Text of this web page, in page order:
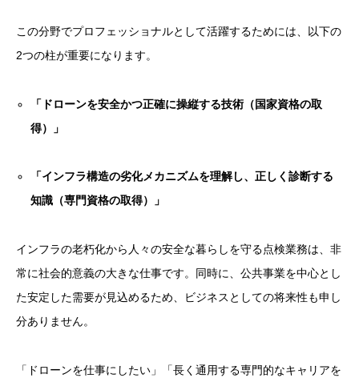
この分野でプロフェッショナルとして活躍するためには、以下の
2つの柱が重要になります。
「ドローンを安全かつ正確に操縦する技術（国家資格の取
得）」
「インフラ構造の劣化メカニズムを理解し、正しく診断する
知識（専門資格の取得）」
インフラの老朽化から人々の安全な暮らしを守る点検業務は、非
常に社会的意義の大きな仕事です。同時に、公共事業を中心とし
た安定した需要が見込めるため、ビジネスとしての将来性も申し
分ありません。
「ドローンを仕事にしたい」「長く通用する専門的なキャリアを